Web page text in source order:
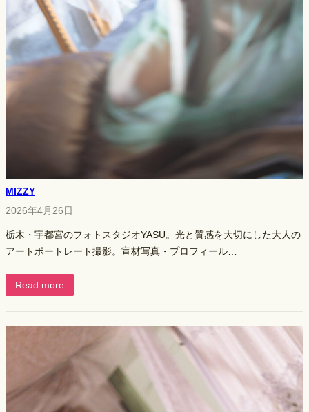
MIZZY
2026年4月26日
栃木・宇都宮のフォトスタジオYASU。光と質感を大切にした大人の
アートポートレート撮影。宣材写真・プロフィール…
Read more